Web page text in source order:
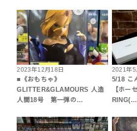
2023年12月18日
■《おもちゃ》
GLITTER&GLAMOURS 人造
人間18号 第一弾の…
2021年5
5/18 こ
【ホー
RING(…